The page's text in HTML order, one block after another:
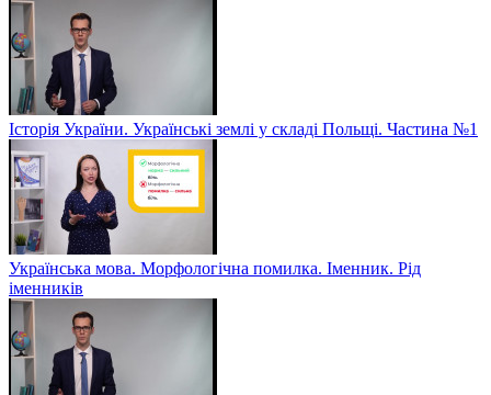
Історія України. Українські землі у складі Польщі. Частина №1
Українська мова. Морфологічна помилка. Іменник. Рід
іменників